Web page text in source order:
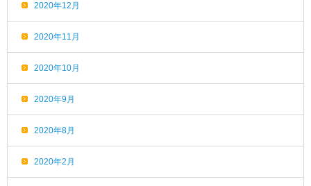
2020年12月
2020年11月
2020年10月
2020年9月
2020年8月
2020年2月